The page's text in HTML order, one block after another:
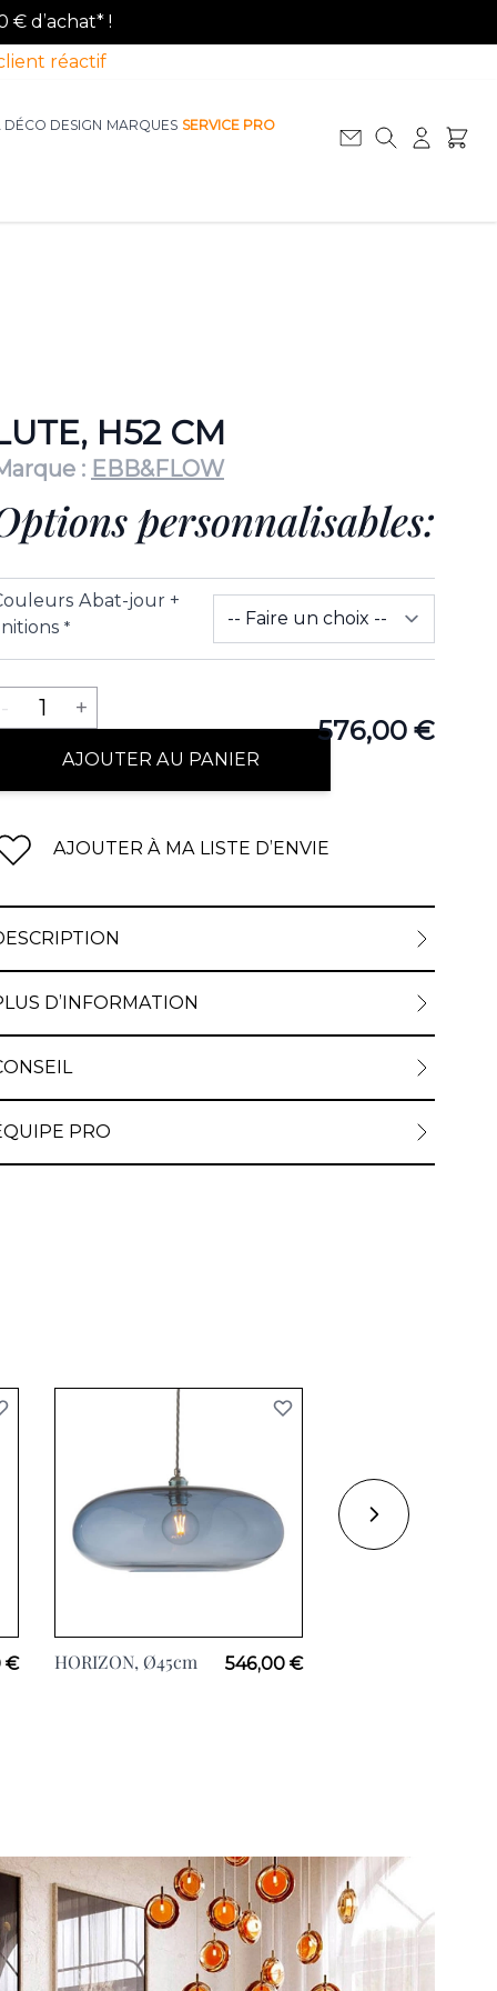
€ d’achat* !
réactif
DÉCO DESIGN MARQUES SERVICE PRO
H52 CM
: EBB&FLOW
personnalisables:
Abat-jour +
*
576,00 €
- 1 +
AJOUTER AU PANIER
AJOUTER À MA LISTE D’ENVIE
D’INFORMATION
PRO
€ HORIZON, Ø45cm 546,00 €